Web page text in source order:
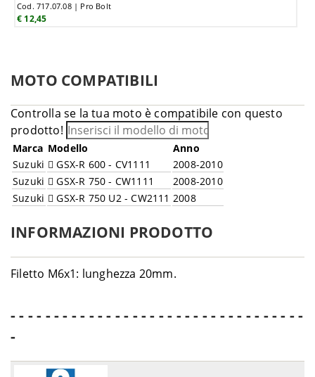
Cod. 717.07.08 | Pro Bolt
€ 12,45
MOTO COMPATIBILI
Controlla se la tua moto è compatibile con questo
prodotto!
Marca Modello
Anno
Suzuki
GSX-R 600 - CV1111
2008-2010
Suzuki
GSX-R 750 - CW1111
2008-2010
Suzuki
GSX-R 750 U2 - CW2111 2008
INFORMAZIONI PRODOTTO
Filetto M6x1: lunghezza 20mm.
- - - - - - - - - - - - - - - - - - - - - - - - - - - - - - - - - -
-